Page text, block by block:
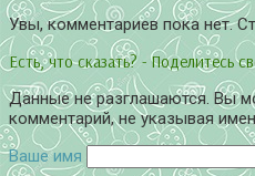
Увы, комментариев пока нет.
Есть, что сказать? - Поделитесь
Данные не разглашаются. Вы
комментарий, не указывая
Ваше имя